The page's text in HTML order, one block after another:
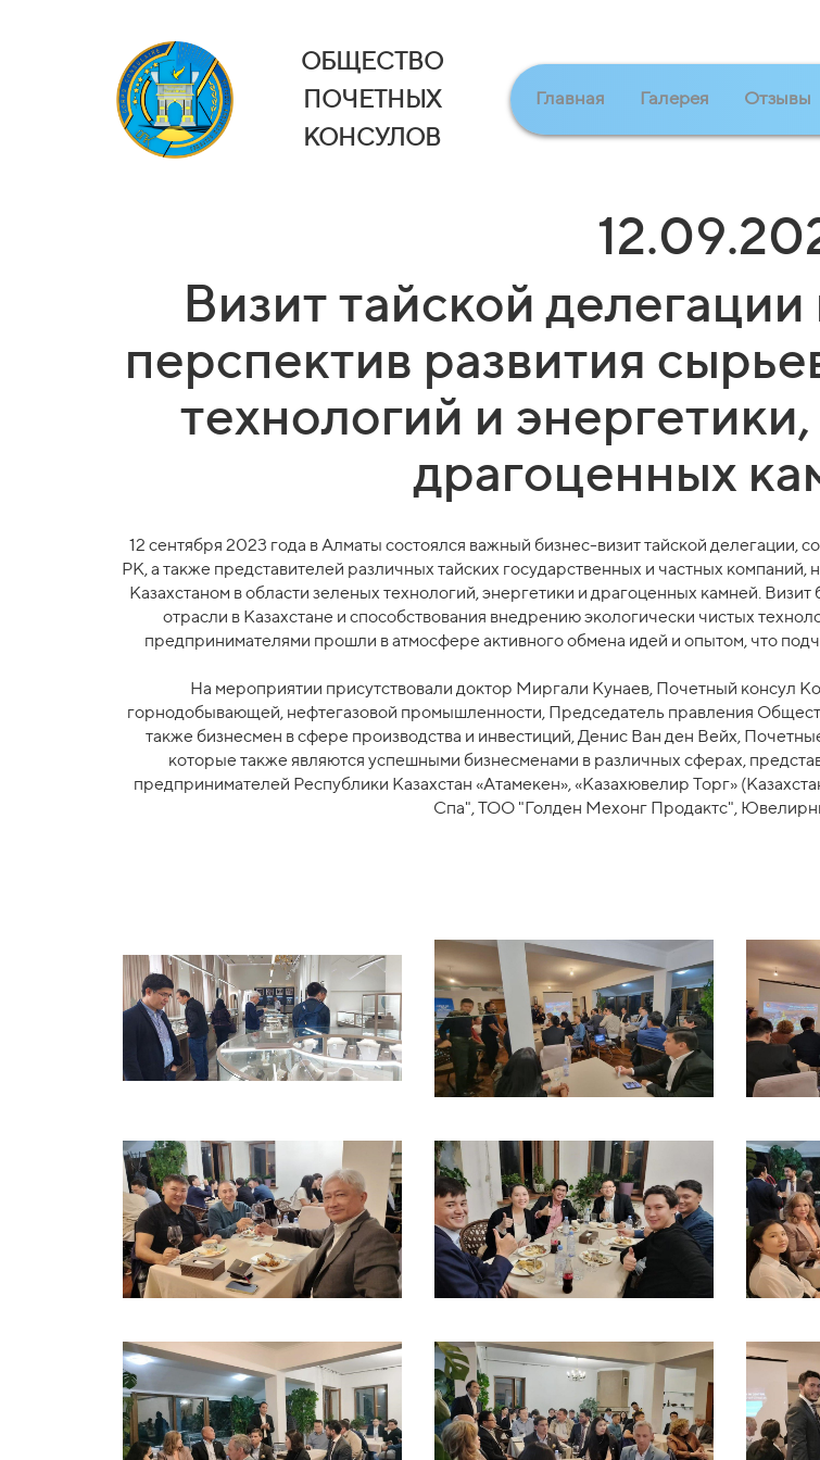
ОБЩЕСТВО
ПОЧЕТНЫХ
КОНСУЛОВ
Главная Галерея Отзывы
Визит тайской
перспектив развития
технологий и
драгоценных
12 сентября 2023 года в Алматы состоялся важный бизнес-визит тайской делегации,
РК, а также представителей различных тайских государственных и частных
Казахстаном в области зеленых технологий, энергетики и драгоценных камней.
отрасли в Казахстане и способствования внедрению экологически чистых
предпринимателями прошли в атмосфере активного обмена идей и опытом, что
На мероприятии присутствовали доктор Миргали Кунаев, Почетный консул
горнодобывающей, нефтегазовой промышленности, Председатель правления
также бизнесмен в сфере производства и инвестиций, Денис Ван ден Вейх,
которые также являются успешными бизнесменами в различных сферах,
предпринимателей Республики Казахстан «Атамекен», «Казахювелир Торг»
Спа", ТОО "Голден Мехонг Продактс",